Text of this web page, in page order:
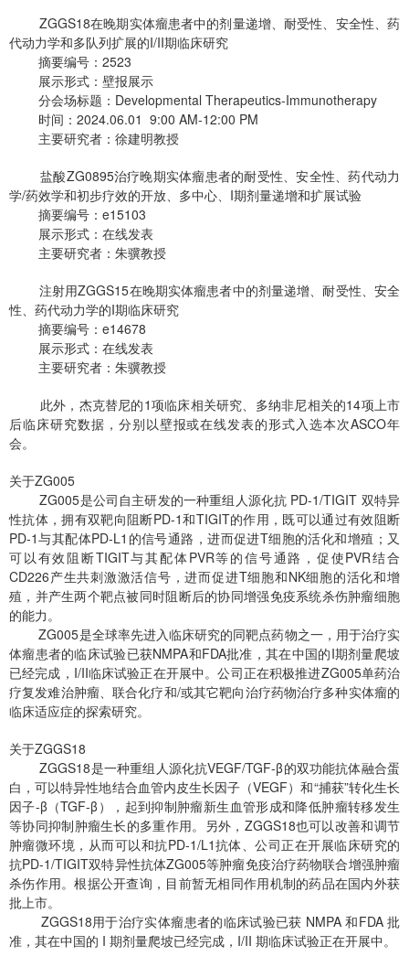
ZGGS18在晚期实体瘤患者中的剂量递增、耐受性、安全性、药
代动力学和多队列扩展的I/II期临床研究
摘要编号：2523
展示形式：壁报展示
分会场标题：Developmental Therapeutics-Immunotherapy
时间：2024.06.01 9:00 AM-12:00 PM
主要研究者：徐建明教授
盐酸ZG0895治疗晚期实体瘤患者的耐受性、安全性、药代动力
学/药效学和初步疗效的开放、多中心、I期剂量递增和扩展试验
摘要编号：e15103
展示形式：在线发表
主要研究者：朱骥教授
注射用ZGGS15在晚期实体瘤患者中的剂量递增、耐受性、安全
性、药代动力学的I期临床研究
摘要编号：e14678
展示形式：在线发表
主要研究者：朱骥教授
此外，杰克替尼的1项临床相关研究、多纳非尼相关的14项上市
后临床研究数据，分别以壁报或在线发表的形式入选本次ASCO年
会。
关于ZG005
ZG005是公司自主研发的一种重组人源化抗 PD-1/TIGIT 双特异
性抗体，拥有双靶向阻断PD-1和TIGIT的作用，既可以通过有效阻断
PD-1与其配体PD-L1的信号通路，进而促进T细胞的活化和增殖；又
可以有效阻断TIGIT与其配体PVR等的信号通路，促使PVR结合
CD226产生共刺激激活信号，进而促进T细胞和NK细胞的活化和增
殖，并产生两个靶点被同时阻断后的协同增强免疫系统杀伤肿瘤细胞
的能力。
ZG005是全球率先进入临床研究的同靶点药物之一，用于治疗实
体瘤患者的临床试验已获NMPA和FDA批准，其在中国的I期剂量爬坡
已经完成，I/II临床试验正在开展中。公司正在积极推进ZG005单药治
疗复发难治肿瘤、联合化疗和/或其它靶向治疗药物治疗多种实体瘤的
临床适应症的探索研究。
关于ZGGS18
ZGGS18是一种重组人源化抗VEGF/TGF-β的双功能抗体融合蛋
白，可以特异性地结合血管内皮生长因子（VEGF）和“捕获”转化生长
因子-β（TGF-β），起到抑制肿瘤新生血管形成和降低肿瘤转移发生
等协同抑制肿瘤生长的多重作用。另外，ZGGS18也可以改善和调节
肿瘤微环境，从而可以和抗PD-1/L1抗体、公司正在开展临床研究的
抗PD-1/TIGIT双特异性抗体ZG005等肿瘤免疫治疗药物联合增强肿瘤
杀伤作用。根据公开查询，目前暂无相同作用机制的药品在国内外获
批上市。
ZGGS18用于治疗实体瘤患者的临床试验已获 NMPA 和FDA 批
准，其在中国的 I 期剂量爬坡已经完成，I/II 期临床试验正在开展中。